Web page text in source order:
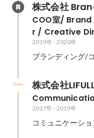
株式会社
COO室/
r / Creative
2019年-2020年
ブランディング/
株式会社
2017年-2019年
コミュニケーシ